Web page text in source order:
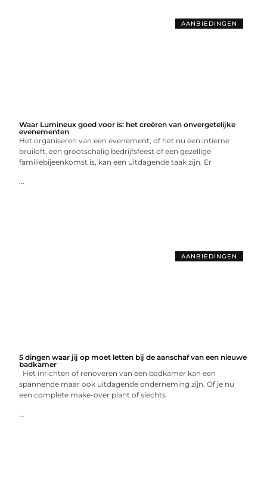
AANBIEDINGEN
Waar Lumineux goed voor is: het creëren van onvergetelijke
evenementen
Het organiseren van een evenement, of het nu een intieme
bruiloft, een grootschalig bedrijfsfeest of een gezellige
familiebijeenkomst is, kan een uitdagende taak zijn. Er
...
AANBIEDINGEN
5 dingen waar jij op moet letten bij de aanschaf van een nieuwe
badkamer
Het inrichten of renoveren van een badkamer kan een
spannende maar ook uitdagende onderneming zijn. Of je nu
een complete make-over plant of slechts
...